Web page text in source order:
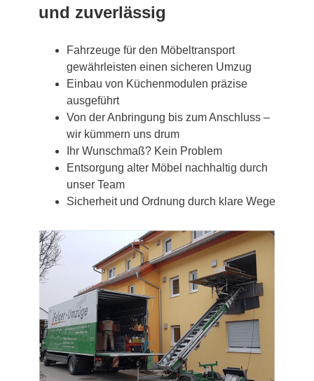
und zuverlässig
Fahrzeuge für den Möbeltransport
gewährleisten einen sicheren Umzug
Einbau von Küchenmodulen präzise
ausgeführt
Von der Anbringung bis zum Anschluss –
wir kümmern uns drum
Ihr Wunschmaß? Kein Problem
Entsorgung alter Möbel nachhaltig durch
unser Team
Sicherheit und Ordnung durch klare Wege